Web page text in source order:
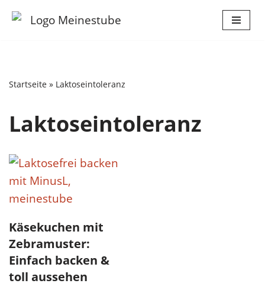
Startseite » Laktoseintoleranz
Laktoseintoleranz
Käsekuchen mit
Zebramuster:
Einfach backen &
toll aussehen